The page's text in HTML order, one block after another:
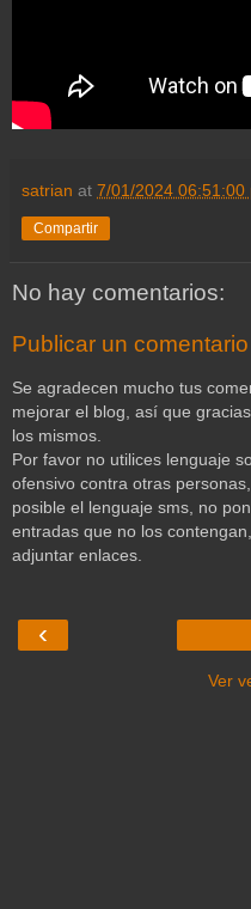
satrian at 7/01/2024 06:51:00
Compartir
No hay comentarios:
Publicar un comentario
Se agradecen mucho tus
mejorar el blog, así que
los mismos.
Por favor no utilices lenguaje
ofensivo contra otras
posible el lenguaje sms, no
entradas que no los
adjuntar enlaces.
‹
Ver